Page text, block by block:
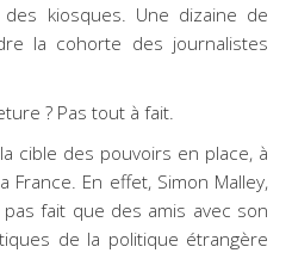
kiosques. Une dizaine de
la cohorte des journalistes
? Pas tout à fait.
cible des pouvoirs en place, à
En effet, Simon Malley,
fait que des amis avec son
de la politique étrangère